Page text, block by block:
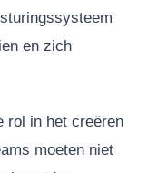
en zich
rol in het creëren
moeten niet